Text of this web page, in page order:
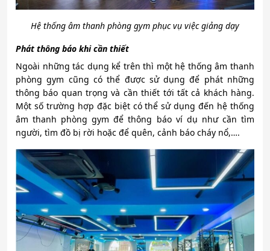
Hệ thống âm thanh phòng gym phục vụ việc giảng dạy
Phát thông báo khi cần thiết
Ngoài những tác dụng kể trên thì một hệ thống âm thanh
phòng gym cũng có thể được sử dụng để phát những
thông báo quan trọng và cần thiết tới tất cả khách hàng.
Một số trường hợp đặc biệt có thể sử dụng đến hệ thống
âm thanh phòng gym để thông báo ví dụ như cần tìm
người, tìm đồ bị rời hoặc để quên, cảnh báo cháy nổ,….